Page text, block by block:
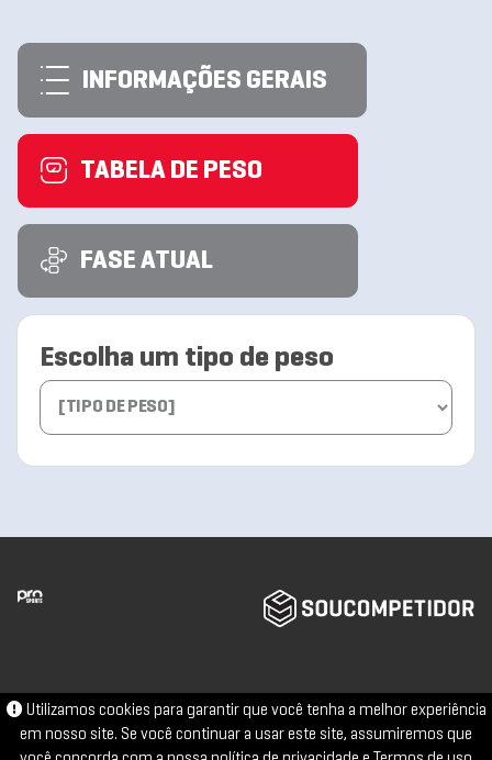
INFORMAÇÕES GERAIS
TABELA DE PESO
FASE ATUAL
Escolha um tipo de peso
Utilizamos cookies para garantir que você tenha a melhor experiência
em nosso site. Se você continuar a usar este site, assumiremos que